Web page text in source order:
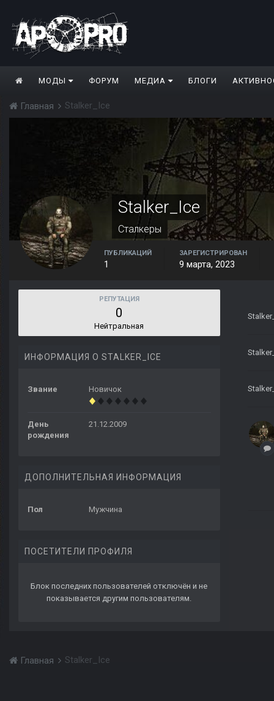
МОДЫ ФОРУМ МЕДИА БЛОГИ
Главная Stalker_Ice
Stalker_Ice
Сталкеры
ПУБЛИКАЦИЙ
1
ЗАРЕГИСТРИРОВАН
9 марта, 2023
РЕПУТАЦИЯ
0
Нейтральная
ИНФОРМАЦИЯ О STALKER_ICE
Звание Новичок
День
рождения
21.12.2009
ДОПОЛНИТЕЛЬНАЯ ИНФОРМАЦИЯ
Пол Мужчина
ПОСЕТИТЕЛИ ПРОФИЛЯ
Блок последних пользователей отключён и не
показывается другим пользователям.
Главная Stalker_Ice